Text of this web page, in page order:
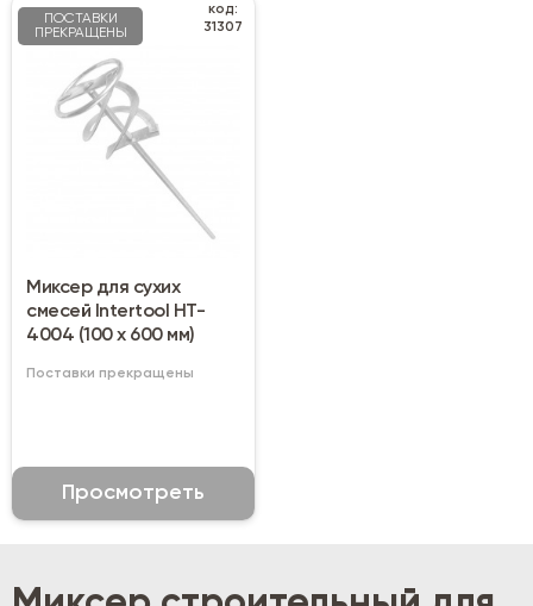
ПОСТАВКИ
ПРЕКРАЩЕНЫ
код:
31307
Миксер для сухих
смесей Intertool HT-
4004 (100 х 600 мм)
Поставки прекращены
Просмотреть